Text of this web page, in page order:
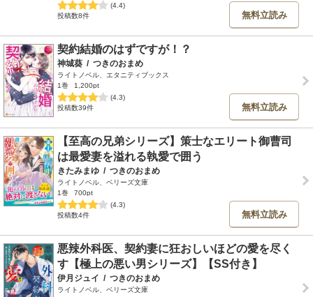
(4.4)
投稿数8件
無料立読み
契約結婚のはずですが！？
神城葵 / つきのおまめ
ライトノベル、エタニティブックス
1巻
1,200pt
(4.3)
投稿数39件
無料立読み
【至高の兄弟シリーズ】策士なエリート御曹司
は最愛妻を溢れる執愛で囲う
きたみまゆ / つきのおまめ
ライトノベル、ベリーズ文庫
1巻
700pt
(4.3)
投稿数4件
無料立読み
悪辣外科医、契約妻に狂おしいほどの愛を尽く
す【極上の悪い男シリーズ】【SS付き】
伊月ジュイ / つきのおまめ
ライトノベル、ベリーズ文庫